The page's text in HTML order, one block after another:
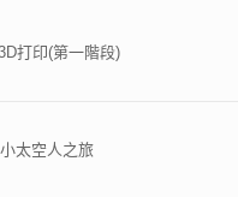
打印(第一階段)
太空人之旅